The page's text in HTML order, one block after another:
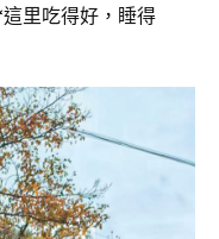
里吃得好，睡得